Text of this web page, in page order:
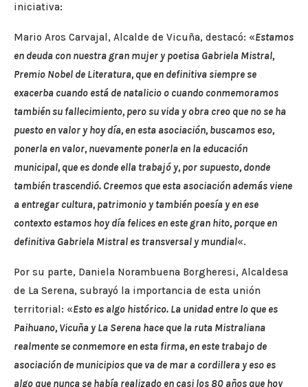
iniciativa:
Mario Aros Carvajal, Alcalde de Vicuña, destacó: «Estamos
en deuda con nuestra gran mujer y poetisa Gabriela Mistral,
Premio Nobel de Literatura, que en definitiva siempre se
exacerba cuando está de natalicio o cuando conmemoramos
también su fallecimiento, pero su vida y obra creo que no se ha
puesto en valor y hoy día, en esta asociación, buscamos eso,
ponerla en valor, nuevamente ponerla en la educación
municipal, que es donde ella trabajó y, por supuesto, donde
también trascendió. Creemos que esta asociación además viene
a entregar cultura, patrimonio y también poesía y en ese
contexto estamos hoy día felices en este gran hito, porque en
definitiva Gabriela Mistral es transversal y mundial«.
Por su parte, Daniela Norambuena Borgheresi, Alcaldesa
de La Serena, subrayó la importancia de esta unión
territorial: «Esto es algo histórico. La unidad entre lo que es
Paihuano, Vicuña y La Serena hace que la ruta Mistraliana
realmente se conmemore en esta firma, en este trabajo de
asociación de municipios que va de mar a cordillera y eso es
algo que nunca se había realizado en casi los 80 años que hoy